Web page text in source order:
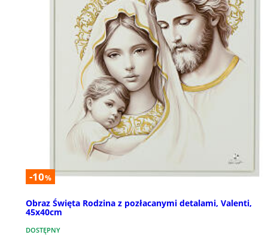
-10%
Obraz Święta Rodzina z pozłacanymi detalami, Valenti,
45x40cm
DOSTĘPNY